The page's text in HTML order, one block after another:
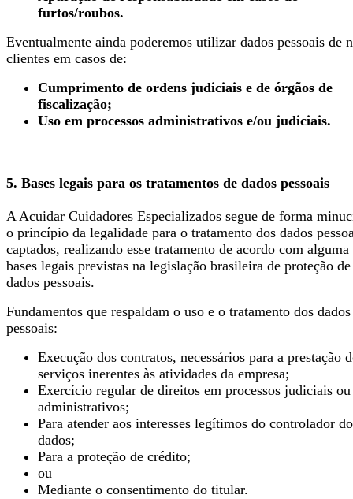
furtos/roubos.
Eventualmente ainda poderemos utilizar dados pessoais de
clientes em casos de:
Cumprimento de ordens judiciais e de órgãos de
fiscalização;
Uso em processos administrativos e/ou judiciais.
5. Bases legais para os tratamentos de dados pessoais
A Acuidar Cuidadores Especializados segue de forma
o princípio da legalidade para o tratamento dos dados
captados, realizando esse tratamento de acordo com alguma
bases legais previstas na legislação brasileira de proteção de
dados pessoais.
Fundamentos que respaldam o uso e o tratamento dos dados
pessoais:
Execução dos contratos, necessários para a prestação
serviços inerentes às atividades da empresa;
Exercício regular de direitos em processos judiciais ou
administrativos;
Para atender aos interesses legítimos do controlador
dados;
Para a proteção de crédito;
ou
Mediante o consentimento do titular.